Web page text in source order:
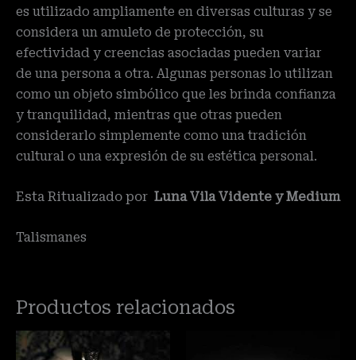
es utilizado ampliamente en diversas culturas y se
considera un amuleto de protección, su
efectividad y creencias asociadas pueden variar
de una persona a otra. Algunas personas lo utilizan
como un objeto simbólico que les brinda confianza
y tranquilidad, mientras que otras pueden
considerarlo simplemente como una tradición
cultural o una expresión de su estética personal.
Esta Ritualizado por Luna Vila Vidente y Medium
Talismanes
Productos relacionados